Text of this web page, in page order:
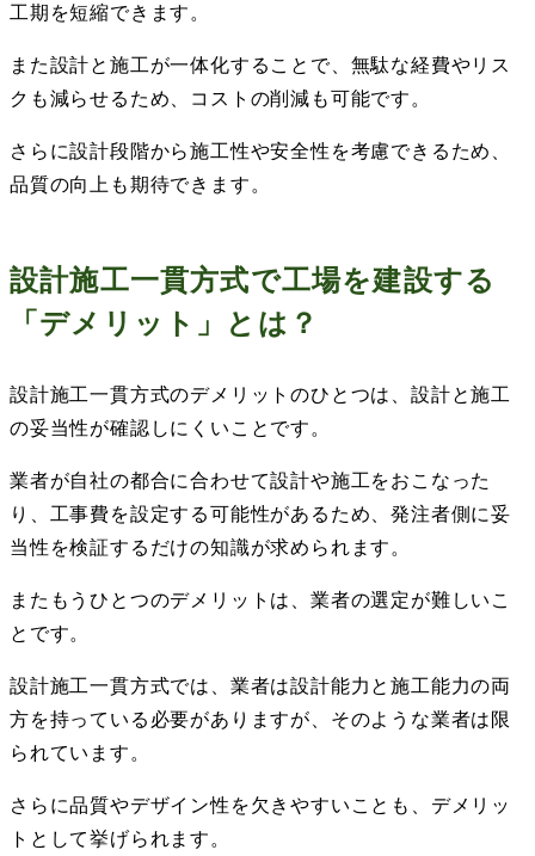
工期を短縮できます。
また設計と施工が一体化することで、無駄な経費やリス
クも減らせるため、コストの削減も可能です。
さらに設計段階から施工性や安全性を考慮できるため、
品質の向上も期待できます。
設計施工一貫方式で工場を建設する
「デメリット」とは？
設計施工一貫方式のデメリットのひとつは、設計と施工
の妥当性が確認しにくいことです。
業者が自社の都合に合わせて設計や施工をおこなった
り、工事費を設定する可能性があるため、発注者側に妥
当性を検証するだけの知識が求められます。
またもうひとつのデメリットは、業者の選定が難しいこ
とです。
設計施工一貫方式では、業者は設計能力と施工能力の両
方を持っている必要がありますが、そのような業者は限
られています。
さらに品質やデザイン性を欠きやすいことも、デメリッ
トとして挙げられます。